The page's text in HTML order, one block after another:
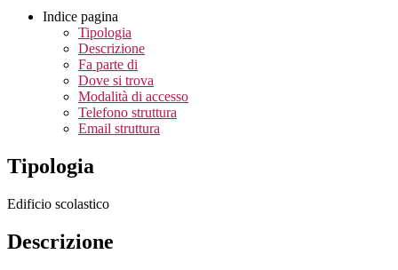
Indice pagina
Tipologia
Descrizione
Fa parte di
Dove si trova
Modalità di accesso
Telefono struttura
Email struttura
Tipologia
Edificio scolastico
Descrizione